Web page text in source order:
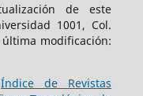
de este
1001, Col.
última modificación:
Índice de Revistas